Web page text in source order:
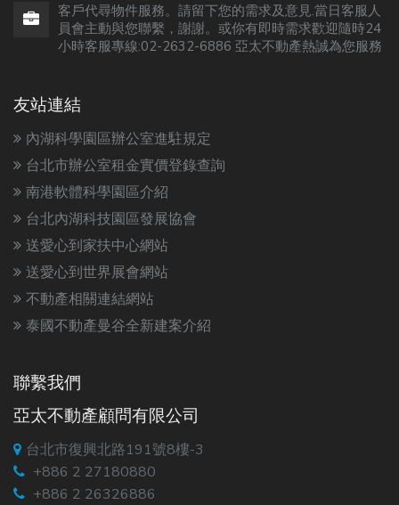
客戶代尋物件服務。請留下您的需求及意見.當日客服人
員會主動與您聯繫，謝謝。或你有即時需求歡迎隨時24
小時客服專線:02-2632-6886 亞太不動產熱誠為您服務
友站連結
內湖科學園區辦公室進駐規定
台北市辦公室租金實價登錄查詢
南港軟體科學園區介紹
台北內湖科技園區發展協會
送愛心到家扶中心網站
送愛心到世界展會網站
不動產相關連結網站
泰國不動產曼谷全新建案介紹
聯繫我們
亞太不動產顧問有限公司
台北市復興北路191號8樓-3
+886 2 27180880
+886 2 26326886